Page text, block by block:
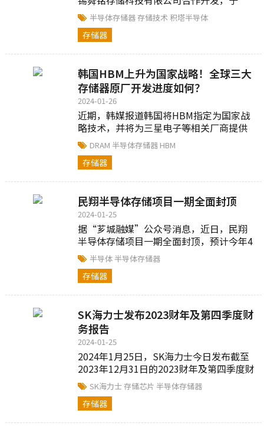
2023年12月成功推出国内首款110纳米技
术的新型...
半导体存储器 存储技术积塔半导体
存储器
韩国HBM上升为国家战略！全球三大
存储器原厂开发进度如何？
2024-01-26
近期，韩媒报道韩国将HBM指定为国家战
略技术，并将为三星电子等相关厂商提供
税收优惠。韩国中小企业可享受高达40%
至50%的减免...
DRAM半导体存储器 HBM
存储器
民翔半导体存储项目一期全面封顶
2024-01-25
据“芗城融媒”公众号消息，近日，民翔
半导体存储项目一期全面封顶，预计今年4
月完成整体落架，确保今年6月项目能够如
期交付...
半导体半导体存储器
存储器
SK海力士发布2023财年及第四季度财
务报告
2024-01-25
2024年1月25日，SK海力士今日发布截至
2023年12月31日的2023财年及第四季度财
务报告。公司2023财年第四季度结合并收
入为...
SK海力士 存储芯片半导体存储器
存储器